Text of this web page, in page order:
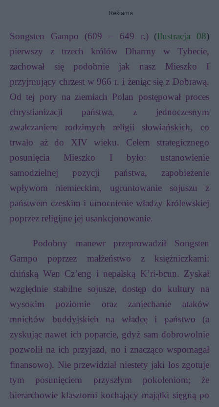
Reklama
Songsten Gampo (609 – 649 r.) (Ilustracja 08)
pierwszy z trzech królów Dharmy w Tybecie,
zachował się podobnie jak nasz Mieszko I
przyjmujący chrzest w 966 r. i żeniąc się z Dobrawą.
Od tej pory na ziemiach Polan postępował proces
chrystianizacji państwa, z jednoczesnym
zwalczaniem rodzimych religii słowiańskich, co
trwało aż do XIV wieku. Celem strategicznego
posunięcia Mieszko I było: ustanowienie
samodzielnej pozycji państwa, zapobieżenie
wpływom niemieckim, ugruntowanie sojuszu z
państwem czeskim i umocnienie władzy królewskiej
poprzez religijne jej usankcjonowanie.
Podobny manewr przeprowadził Songsten
Gampo poprzez małżeństwo z księżniczkami:
chińską Wen Cz’eng i nepalską K’ri-bcun. Zyskał
względnie stabilne sojusze, dostęp do kultury na
wysokim poziomie oraz zaniechanie ataków
mnichów buddyjskich na władcę i państwo (a
zyskując nawet ich poparcie, gdyż sam dobrowolnie
pozwolił na ich przyjazd, no i znacząco wspomagał
finansowo). Nie przewidział niestety jaki los zgotuje
tym posunięciem przyszłym pokoleniom; że
hierarchowie klasztorni kochający majątki sięgną po